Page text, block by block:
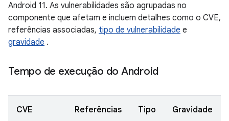
Android 11. As vulnerabilidades são agrupadas no
componente que afetam e incluem detalhes como o CVE,
referências associadas, tipo de vulnerabilidade e
gravidade .
Tempo de execução do Android
CVE Referências Tipo Gravidade